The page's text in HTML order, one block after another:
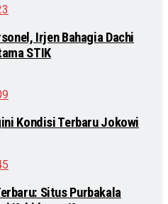
Irjen Bahagia Dachi
STIK
Kondisi Terbaru Jokowi
Situs Purbakala